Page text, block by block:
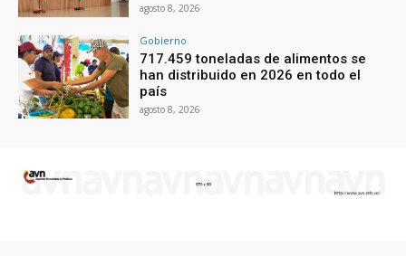
agosto 8, 2026
Gobierno
717.459 toneladas de alimentos se
han distribuido en 2026 en todo el
país
agosto 8, 2026